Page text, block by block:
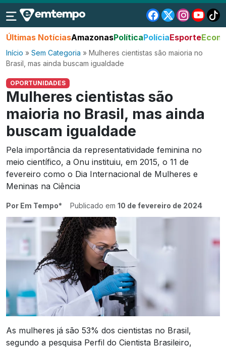
Últimas NotíciasAmazonasPolíticaPolíciaEsporte
Início » Sem Categoria » Mulheres cientistas são maioria no
Brasil, mas ainda buscam igualdade
OPORTUNIDADES
Mulheres cientistas são
maioria no Brasil, mas ainda
buscam igualdade
Pela importância da representatividade feminina no
meio científico, a Onu instituiu, em 2015, o 11 de
fevereiro como o Dia Internacional de Mulheres e
Meninas na Ciência
Por Em Tempo* Publicado em 10 de fevereiro de 2024
As mulheres já são 53% dos cientistas no Brasil,
segundo a pesquisa Perfil do Cientista Brasileiro,